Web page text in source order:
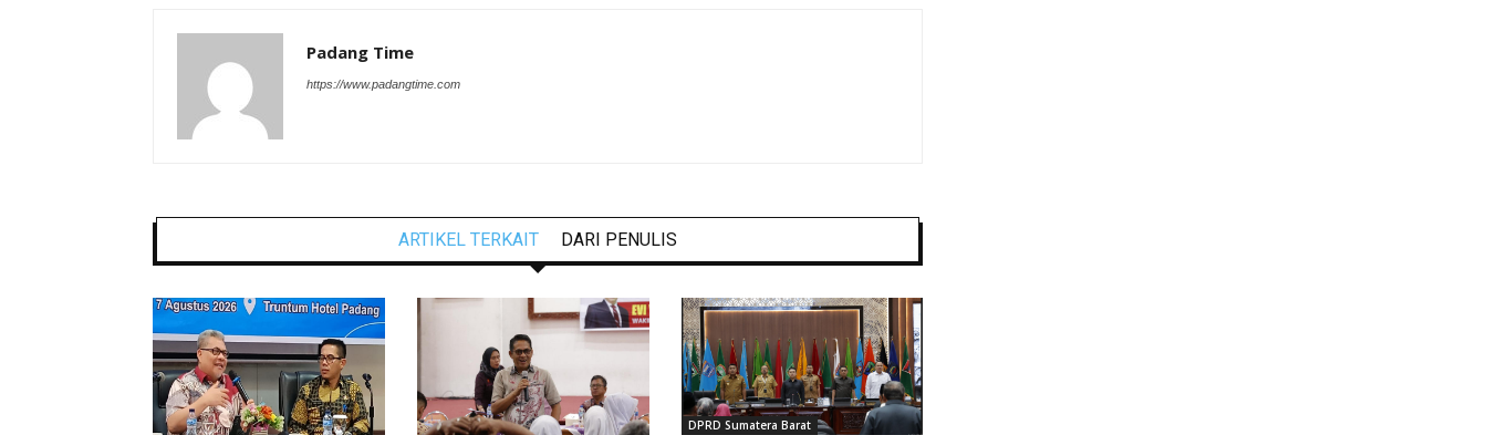
Padang Time
https://www.padangtime.com
ARTIKEL TERKAIT DARI PENULIS
DPRD Sumatera Barat